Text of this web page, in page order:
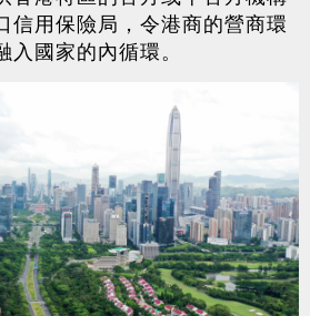
信用保險局，令港商的營商環
國家的內循環。